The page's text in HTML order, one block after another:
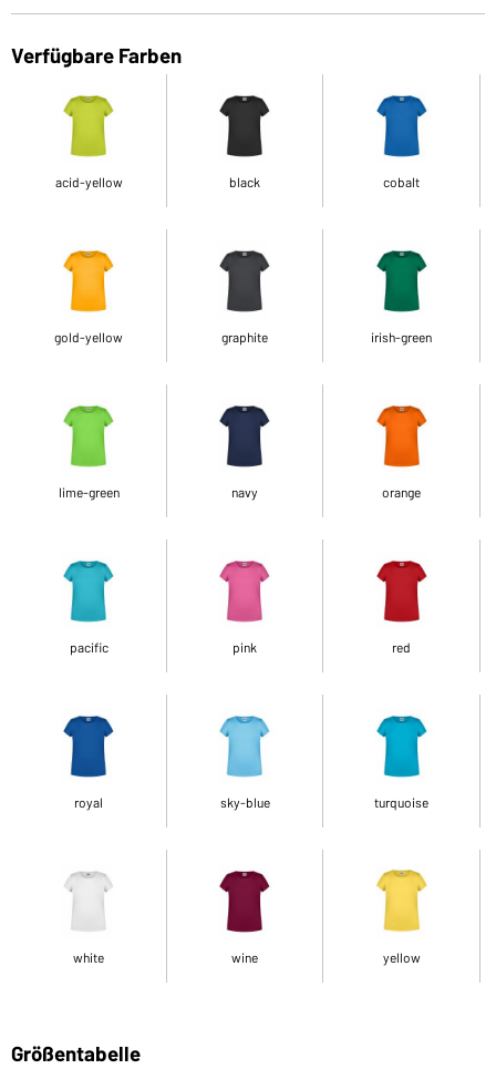
Verfügbare Farben
acid-yellow black cobalt
gold-yellow graphite irish-green
lime-green navy orange
pacific pink red
royal sky-blue turquoise
white wine yellow
Größentabelle